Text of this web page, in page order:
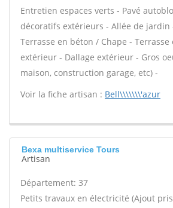
Entretien espaces verts - Pavé
décoratifs extérieurs - Allée de jardin
Terrasse en béton / Chape - Terrasse
extérieur - Dallage extérieur - Gros
maison, construction garage, etc) -
Voir la fiche artisan : Bell\\\\\\\'azur
Bexa multiservice Tours
Artisan
Département: 37
Petits travaux en électricité (Ajout